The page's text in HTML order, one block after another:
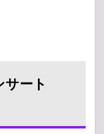
サート